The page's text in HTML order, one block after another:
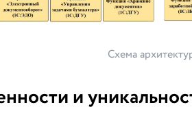
Схема
и